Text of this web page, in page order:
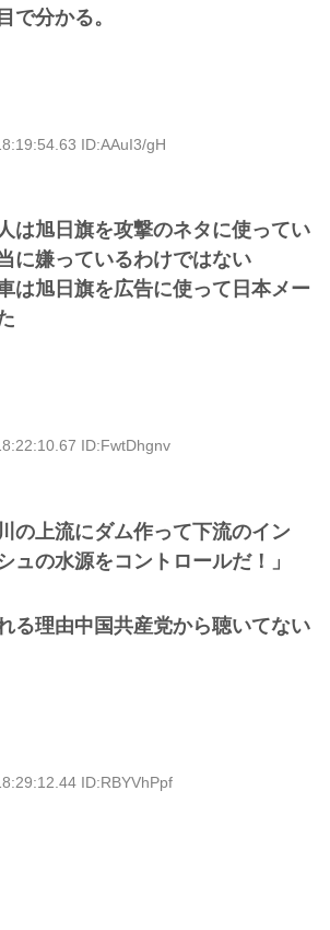
で分かる。
ID:AAuI3/gH
は旭日旗を攻撃のネタに使ってい
に嫌っているわけではない
は旭日旗を広告に使って日本メー
ID:FwtDhgnv
の上流にダム作って下流のイン
ュの水源をコントロールだ！」
る理由中国共産党から聴いてない
ID:RBYVhPpf